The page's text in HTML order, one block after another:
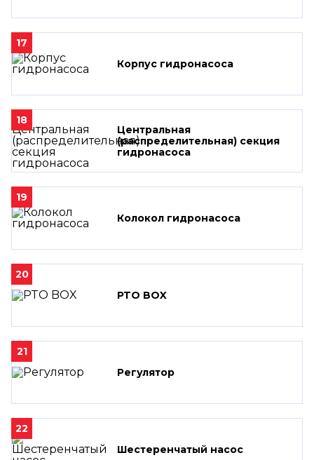
17
Корпус гидронасоса
18
Центральная
(распределительная) секция
гидронасоса
19
Колокол гидронасоса
20
PTO BOX
21
Регулятор
22
Шестеренчатый насос